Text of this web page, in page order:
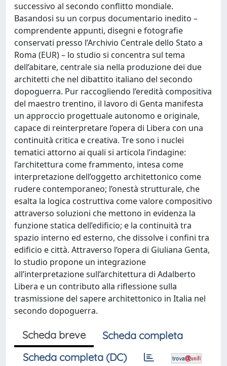
successivo al secondo conflitto mondiale.
Basandosi su un corpus documentario inedito –
comprendente appunti, disegni e fotografie
conservati presso l’Archivio Centrale dello Stato a
Roma (EUR) – lo studio si concentra sul tema
dell’abitare, centrale sia nella produzione dei due
architetti che nel dibattito italiano del secondo
dopoguerra. Pur raccogliendo l’eredità compositiva
del maestro trentino, il lavoro di Genta manifesta
un approccio progettuale autonomo e originale,
capace di reinterpretare l’opera di Libera con una
continuità critica e creativa. Tre sono i nuclei
tematici attorno ai quali si articola l’indagine:
l’architettura come frammento, intesa come
interpretazione dell’oggetto architettonico come
rudere contemporaneo; l’onestà strutturale, che
esalta la logica costruttiva come valore compositivo
attraverso soluzioni che mettono in evidenza la
funzione statica dell’edificio; e la continuità tra
spazio interno ed esterno, che dissolve i confini tra
edificio e città. Attraverso l’opera di Giuliana Genta,
lo studio propone un integrazione
all’interpretazione sull’architettura di Adalberto
Libera e un contributo alla riflessione sulla
trasmissione del sapere architettonico in Italia nel
secondo dopoguerra.
Scheda breve
Scheda completa
Scheda completa (DC)